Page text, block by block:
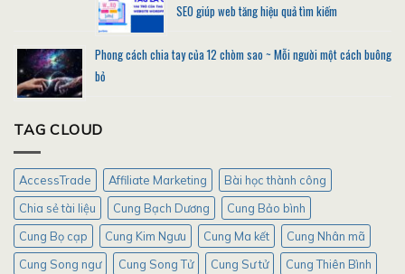
SEO giúp web tăng hiệu quả tìm kiếm
Phong cách chia tay của 12 chòm sao ~ Mỗi người một cách buông
bỏ
TAG CLOUD
AccessTrade Affiliate Marketing
Bài học thành công
Chia sẻ tài liệu
Cung Bạch Dương
Cung Bảo bình
Cung Bọ cạp
Cung Kim Ngưu Cung Ma kết
Cung Nhân mã
Cung Song ngư
Cung Song Tử Cung Sư tử
Cung Thiên Bình